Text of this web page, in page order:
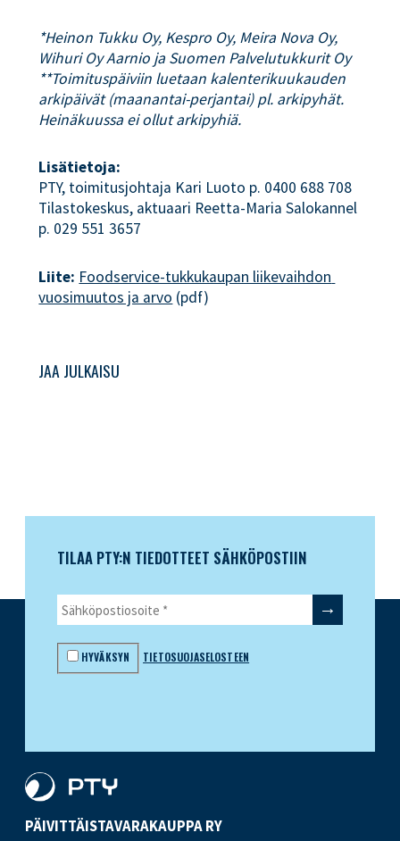
*Heinon Tukku Oy, Kespro Oy, Meira Nova Oy,
Wihuri Oy Aarnio ja Suomen Palvelutukkurit Oy
**Toimituspäiviin luetaan kalenterikuukauden
arkipäivät (maanantai-perjantai) pl. arkipyhät.
Heinäkuussa ei ollut arkipyhiä.
Lisätietoja:
PTY, toimitusjohtaja Kari Luoto p. 0400 688 708
Tilastokeskus, aktuaari Reetta-Maria Salokannel
p. 029 551 3657
Liite: Foodservice-tukkukaupan liikevaihdon
vuosimuutos ja arvo (pdf)
JAA JULKAISU
TILAA PTY:N TIEDOTTEET SÄHKÖPOSTIIN
HYVÄKSYN TIETOSUOJASELOSTEEN
PÄIVITTÄISTAVARA­KAUPPA RY